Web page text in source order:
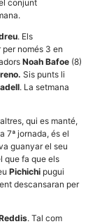
conjunt
. Els
només 3 en
Noah Bafoe (8)
Sis punts li
. La setmana
qui es manté,
7ª jornada, és el
guanyar el seu
que fa que els
Pichichi pugui
descansaran per
. Tal com